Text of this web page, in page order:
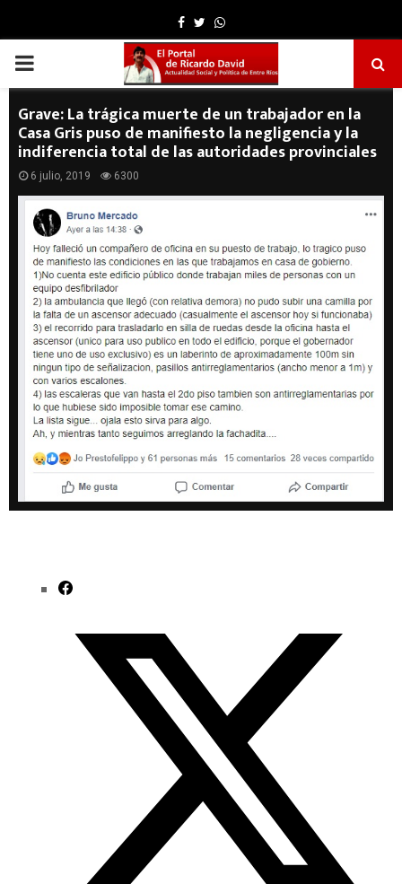
Facebook
TwitterWhatsapp
PRIMARY
MENU
Grave: La trágica muerte de un trabajador en la
Casa Gris puso de manifiesto la negligencia y la
indiferencia total de las autoridades provinciales
6 julio, 2019 6300